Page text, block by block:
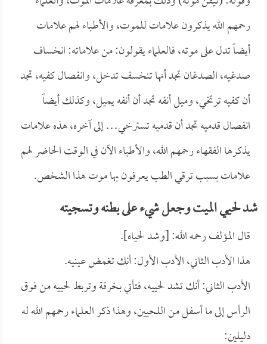
رحمهم الله يذكرون علامات للموت، والأطباء لهم علامات
أيضاً تدل على موته، فالعلماء يقولون: من علاماته: انخساف
صدغيه، الصدغان تجد أنها تنخسف تدخل، وانفصال كفيه، تجد
أن كفيه ترتخي، وميل أنفه تجد أن أنفه يميل، وكذلك أيضاً
انفصال قدميه تجد أن قدميه تسترخي… إلى آخره، هذه علامات
يذكرها الفقهاء رحمهم الله، والأطباء الآن في الوقت الحاضر لهم
علامات بسبب ترقي الطب يعرفون بها موت هذا الشخص.
شد لحيي الميت وجعل شيء على بطنه وتسجيته
قال المؤلف رحمه الله: [وشد لحياه].
هذا الأدب الثاني، الأدب الأول: أنك تغمض عينيه.
الأدب الثاني: أنك تشد لحييه، فتأتي بخرقة وتربط لحييه من فوق
الرأس إلى ما أسفل من اللحيين، وهذا ذكر العلماء رحمهم الله له
دليلين: